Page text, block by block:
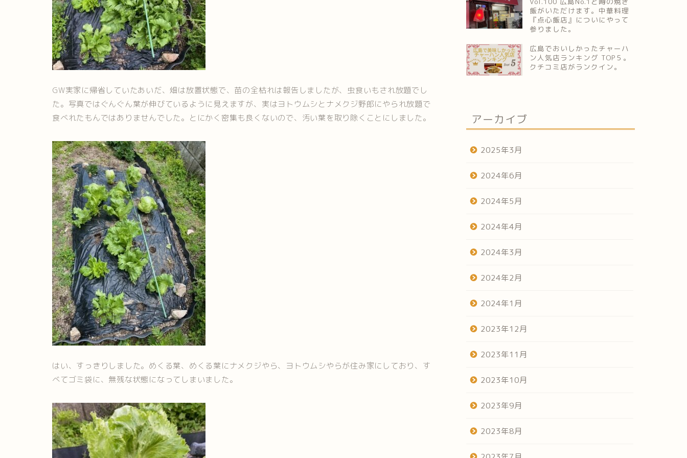
GW実家に帰省していたあいだ、畑は放置状態で、苗の全枯れは報告しましたが、虫食いもされ放題でし
た。写真ではぐんぐん葉が伸びているように見えますが、実はヨトウムシとナメクジ野郎にやられ放題で
食べれたもんではありませんでした。とにかく密集も良くないので、汚い葉を取り除くことにしました。
はい、すっきりしました。めくる葉、めくる葉にナメクジやら、ヨトウムシやらが住み家にしており、す
べてゴミ袋に、無残な状態になってしまいました。
飯がいただけます。中華料理
『点心飯店』についにやって
参りました。
広島でおいしかったチャーハ
ン人気店ランキング TOP５。
クチコミ店がランクイン。
アーカイブ
2025年3月
2024年6月
2024年5月
2024年4月
2024年3月
2024年2月
2024年1月
2023年12月
2023年11月
2023年10月
2023年9月
2023年8月